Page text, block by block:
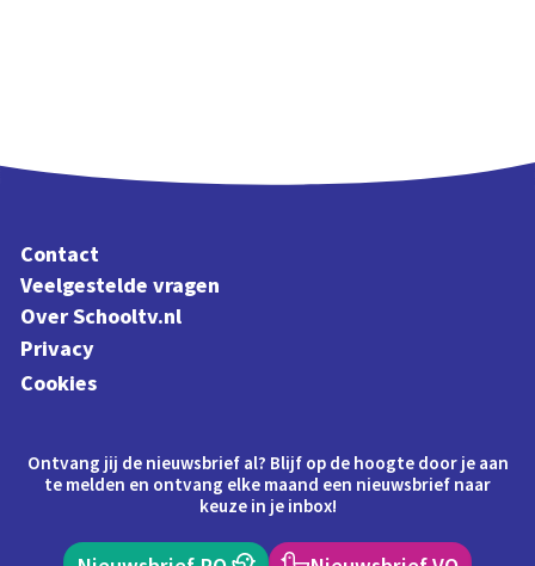
Contact
Veelgestelde vragen
Over Schooltv.nl
Privacy
Cookies
Ontvang jij de nieuwsbrief al? Blijf op de hoogte door je aan
te melden en ontvang elke maand een nieuwsbrief naar
keuze in je inbox!